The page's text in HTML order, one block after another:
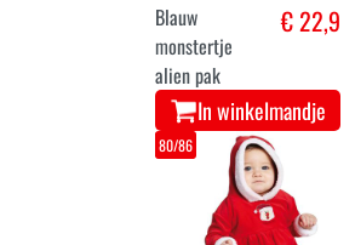
Blauw
monstertje
alien pak
€ 22,9
In winkelmandje
80/86